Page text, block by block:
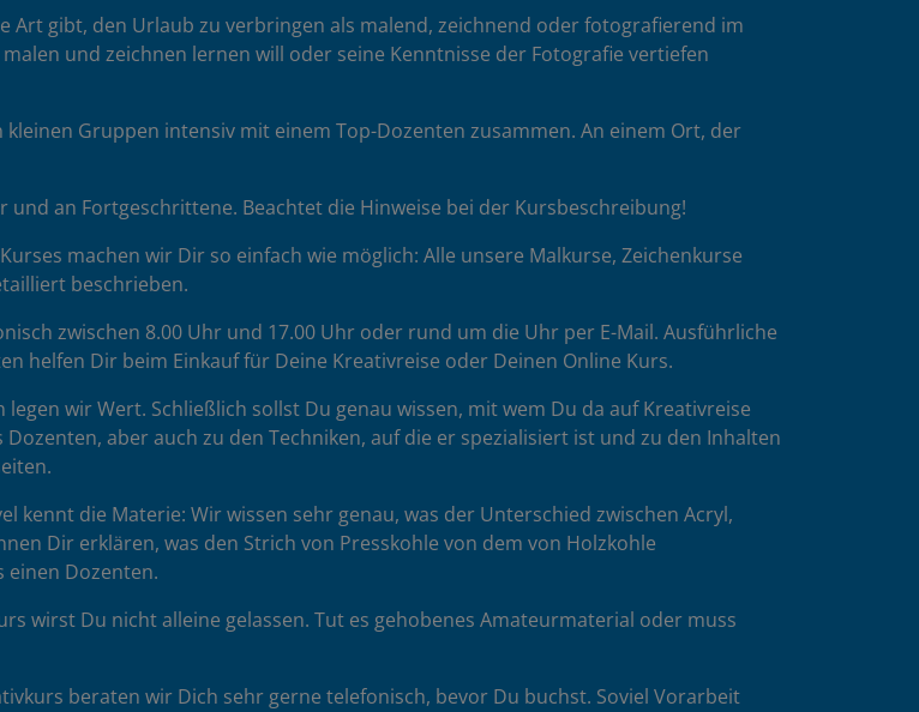
Art gibt, den Urlaub zu verbringen als malend, zeichnend oder fotografierend im
und zeichnen lernen will oder seine Kenntnisse der Fotografie vertiefen
Gruppen intensiv mit einem Top-Dozenten zusammen. An einem Ort, der
an Fortgeschrittene. Beachtet die Hinweise bei der Kursbeschreibung!
machen wir Dir so einfach wie möglich: Alle unsere Malkurse, Zeichenkurse
beschrieben.
zwischen 8.00 Uhr und 17.00 Uhr oder rund um die Uhr per E-Mail. Ausführliche
helfen Dir beim Einkauf für Deine Kreativreise oder Deinen Online Kurs.
wir Wert. Schließlich sollst Du genau wissen, mit wem Du da auf Kreativreise
aber auch zu den Techniken, auf die er spezialisiert ist und zu den Inhalten
die Materie: Wir wissen sehr genau, was der Unterschied zwischen Acryl,
Dir erklären, was den Strich von Presskohle von dem von Holzkohle
Dozenten.
wirst Du nicht alleine gelassen. Tut es gehobenes Amateurmaterial oder muss
beraten wir Dich sehr gerne telefonisch, bevor Du buchst. Soviel Vorarbeit